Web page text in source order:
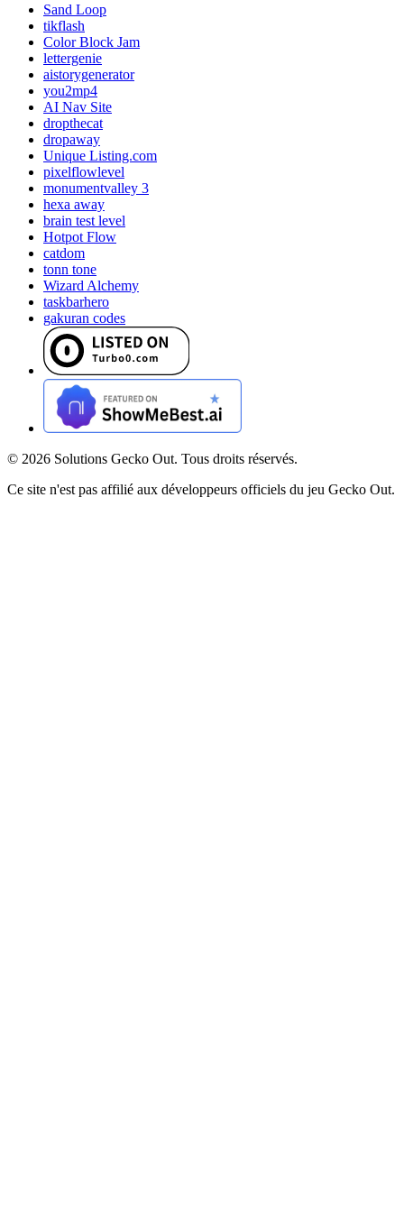
Sand Loop
tikflash
Color Block Jam
lettergenie
aistorygenerator
you2mp4
AI Nav Site
dropthecat
dropaway
Unique Listing.com
pixelflowlevel
monumentvalley 3
hexa away
brain test level
Hotpot Flow
catdom
tonn tone
Wizard Alchemy
taskbarhero
gakuran codes
© 2026 Solutions Gecko Out. Tous droits réservés.
Ce site n'est pas affilié aux développeurs officiels du jeu Gecko Out.